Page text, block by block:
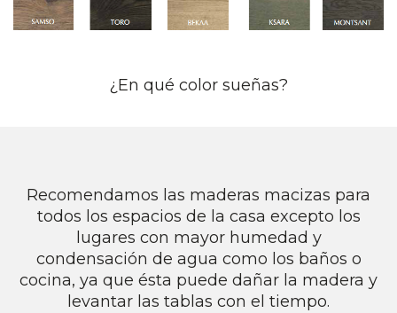
¿En qué color sueñas?
Recomendamos las maderas macizas para
todos los espacios de la casa excepto los
lugares con mayor humedad y
condensación de agua como los baños o
cocina, ya que ésta puede dañar la madera y
levantar las tablas con el tiempo.